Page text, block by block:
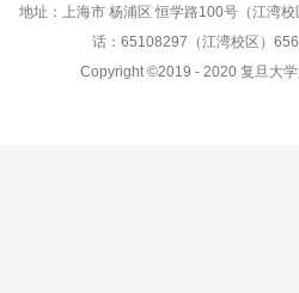
地址：上海市 杨浦区 恒学路100号（江湾校
话：65108297（江湾校区）
Copyright ©2019 - 2020 复旦大